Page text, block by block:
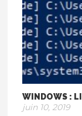
WINDOWS :
juin 10, 2019